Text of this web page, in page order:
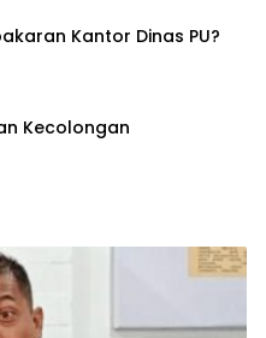
Kantor Dinas PU?
Kecolongan